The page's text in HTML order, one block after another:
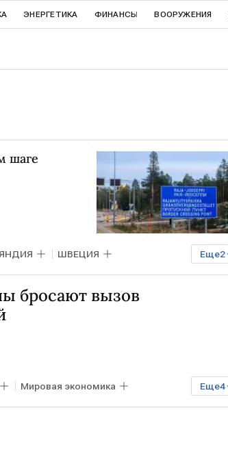
ЭНЕРГЕТИКА ФИНАНСЫ ВООРУЖЕНИЯ
шаге
Еще2
ШВЕЦИЯ
бросают вызов
Еще4
Мировая экономика